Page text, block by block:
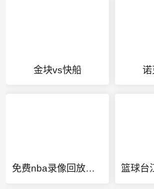
金块vs快船 诺
免费nba录像回放中文